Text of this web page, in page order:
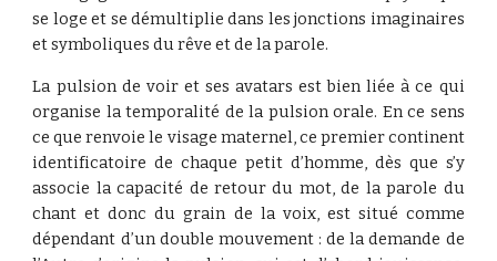
se loge et se démultiplie dans les jonctions imaginaires
et symboliques du rêve et de la parole.
La pulsion de voir et ses avatars est bien liée à ce qui
organise la temporalité de la pulsion orale. En ce sens
ce que renvoie le visage maternel, ce premier continent
identificatoire de chaque petit d’homme, dès que s’y
associe la capacité de retour du mot, de la parole du
chant et donc du grain de la voix, est situé comme
dépendant d’un double mouvement : de la demande de